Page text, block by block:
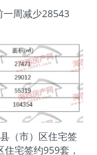
周减少28543
（市）区住宅签
宅签约959套，